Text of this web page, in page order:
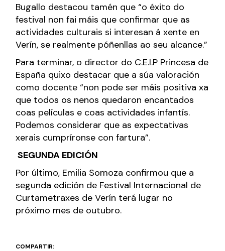
Bugallo destacou tamén que “o éxito do
festival non fai máis que confirmar que as
actividades culturais si interesan á xente en
Verín, se realmente póñenllas ao seu alcance.”
Para terminar, o director do C.E.I.P Princesa de
España quixo destacar que a súa valoración
como docente “non pode ser máis positiva xa
que todos os nenos quedaron encantados
coas películas e coas actividades infantís.
Podemos considerar que as expectativas
xerais cumpríronse con fartura”.
SEGUNDA EDICIÓN
Por último, Emilia Somoza confirmou que a
segunda edición de Festival Internacional de
Curtametraxes de Verín terá lugar no
próximo mes de outubro.
COMPARTIR: